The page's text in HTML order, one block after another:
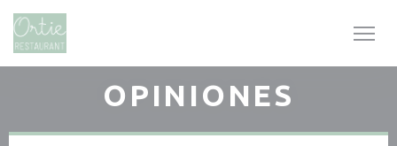
Personalización de sus opciones de cookies
OPINIONES